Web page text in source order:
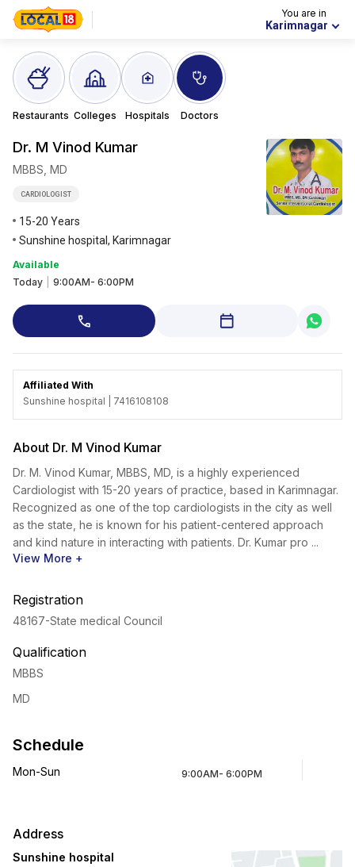
You are in
Karimnagar
Restaurants Colleges Hospitals Doctors
Dr. M Vinod Kumar
MBBS, MD
CARDIOLOGIST
15-20 Years
Sunshine hospital, Karimnagar
Available
Today
9:00AM- 6:00PM
Affiliated With
Sunshine hospital | 7416108108
About Dr. M Vinod Kumar
Dr. M. Vinod Kumar, MBBS, MD, is a highly experienced
Cardiologist with 15-20 years of practice, based in Karimnagar.
Recognized as one of the top cardiologists in the city as well
as the state, he is known for his patient-centered approach
and kind nature in interacting with patients. Dr. Kumar pro ...
View More +
Registration
48167-State medical Council
Qualification
MBBS
MD
Schedule
Mon-Sun 9:00AM- 6:00PM
Address
Sunshine hospital